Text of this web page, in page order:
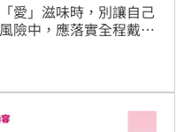
愛」滋味時，別讓自己
險中，應落實全程戴套